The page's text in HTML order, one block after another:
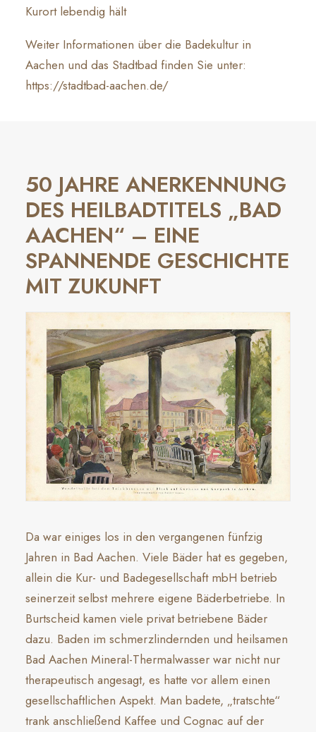
Kurort lebendig hält
Weiter Informationen über die Badekultur in
Aachen und das Stadtbad finden Sie unter:
https://stadtbad-aachen.de/
50 JAHRE ANERKENNUNG
DES HEILBADTITELS „BAD
AACHEN“ – EINE
SPANNENDE GESCHICHTE
MIT ZUKUNFT
Da war einiges los in den vergangenen fünfzig
Jahren in Bad Aachen. Viele Bäder hat es gegeben,
allein die Kur- und Badegesellschaft mbH betrieb
seinerzeit selbst mehrere eigene Bäderbetriebe. In
Burtscheid kamen viele privat betriebene Bäder
dazu. Baden im schmerzlindernden und heilsamen
Bad Aachen Mineral-Thermalwasser war nicht nur
therapeutisch angesagt, es hatte vor allem einen
gesellschaftlichen Aspekt. Man badete, „tratschte“
trank anschließend Kaffee und Cognac auf der